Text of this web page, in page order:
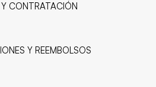
CONTRATACIÓN
Y REEMBOLSOS